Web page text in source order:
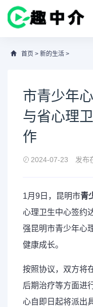
首页 > 新的生活 >
市青少年
与省心理
作
2024-07-23 发布
1月9日，昆明市青
心理卫生中心签约
强昆明市青少年心
健康成长。
按照协议，双方将
后期治疗等方面进
心自即日起将派出